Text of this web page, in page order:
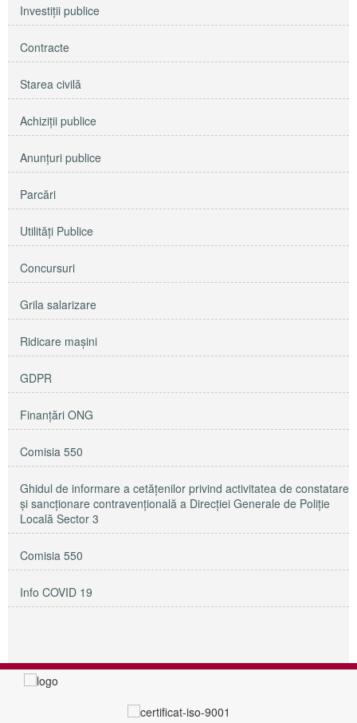
Investiţii publice
Contracte
Starea civilă
Achiziţii publice
Anunţuri publice
Parcări
Utilităţi Publice
Concursuri
Grila salarizare
Ridicare maşini
GDPR
Finanțări ONG
Comisia 550
Ghidul de informare a cetățenilor privind activitatea de constatare
și sancționare contravențională a Direcției Generale de Poliție
Locală Sector 3
Comisia 550
Info COVID 19